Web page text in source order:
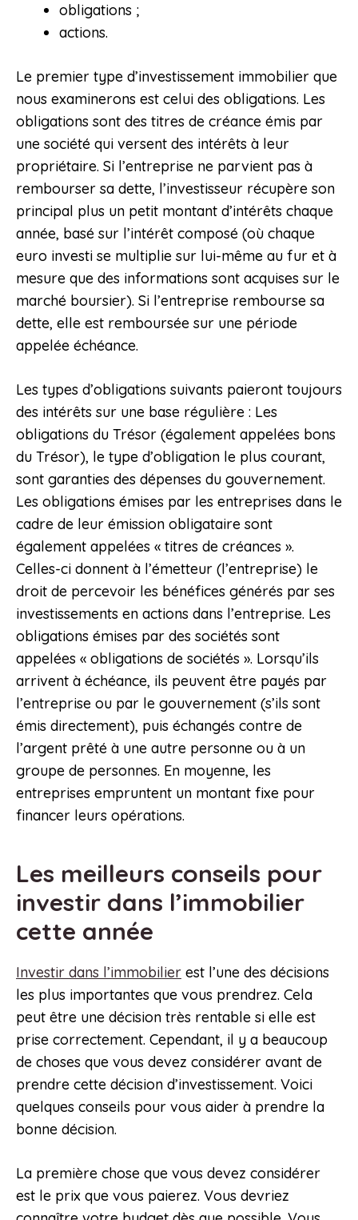
obligations ;
actions.
Le premier type d’investissement immobilier que
nous examinerons est celui des obligations. Les
obligations sont des titres de créance émis par
une société qui versent des intérêts à leur
propriétaire. Si l’entreprise ne parvient pas à
rembourser sa dette, l’investisseur récupère son
principal plus un petit montant d’intérêts chaque
année, basé sur l’intérêt composé (où chaque
euro investi se multiplie sur lui-même au fur et à
mesure que des informations sont acquises sur le
marché boursier). Si l’entreprise rembourse sa
dette, elle est remboursée sur une période
appelée échéance.
Les types d’obligations suivants paieront toujours
des intérêts sur une base régulière : Les
obligations du Trésor (également appelées bons
du Trésor), le type d’obligation le plus courant,
sont garanties des dépenses du gouvernement.
Les obligations émises par les entreprises dans le
cadre de leur émission obligataire sont
également appelées « titres de créances ».
Celles-ci donnent à l’émetteur (l’entreprise) le
droit de percevoir les bénéfices générés par ses
investissements en actions dans l’entreprise. Les
obligations émises par des sociétés sont
appelées « obligations de sociétés ». Lorsqu’ils
arrivent à échéance, ils peuvent être payés par
l’entreprise ou par le gouvernement (s’ils sont
émis directement), puis échangés contre de
l’argent prêté à une autre personne ou à un
groupe de personnes. En moyenne, les
entreprises empruntent un montant fixe pour
financer leurs opérations.
Les meilleurs conseils pour
investir dans l’immobilier
cette année
Investir dans l’immobilier est l’une des décisions
les plus importantes que vous prendrez. Cela
peut être une décision très rentable si elle est
prise correctement. Cependant, il y a beaucoup
de choses que vous devez considérer avant de
prendre cette décision d’investissement. Voici
quelques conseils pour vous aider à prendre la
bonne décision.
La première chose que vous devez considérer
est le prix que vous paierez. Vous devriez